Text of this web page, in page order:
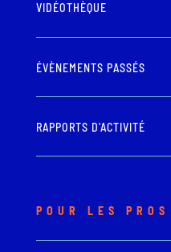
VIDÉOTHÈQUE
ÉVÈNEMENTS PASSÉS
RAPPORTS D'ACTIVITÉ
POUR LES PROS